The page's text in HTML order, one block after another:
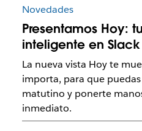
Novedades
Presentamos Hoy:
inteligente en Slack
La nueva vista Hoy te
importa, para que
matutino y ponerte
inmediato.